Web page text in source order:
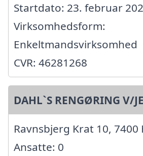
Startdato: 23. februar
Virksomhedsform:
Enkeltmandsvirksomhed
CVR: 46281268
DAHL`S RENGØRING V/
Ravnsbjerg Krat 10, 7400
Ansatte: 0